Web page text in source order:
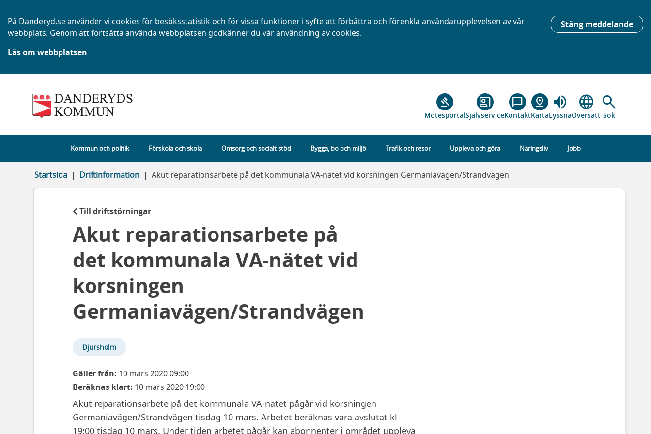
Stäng meddelande
På Danderyd.se använder vi cookies för besöksstatistik och för vissa funktioner i syfte att förbättra och förenkla användarupplevelsen av vår
webbplats. Genom att fortsätta använda webbplatsen godkänner du vår användning av cookies.
Läs om webbplatsen
gavel
Mötesportal
co_present
Självservice
chat_bubble_outline
Kontakt
pin_drop
Karta
volume_up
Lyssna
language
Översätt
search
Sök
Kommun och politik Förskola och skola Omsorg och socialt stöd Bygga, bo och miljö Trafik och resor Uppleva och göra Näringsliv Jobb
Startsida Driftinformation Akut reparationsarbete på det kommunala VA-nätet vid korsningen Germaniavägen/Strandvägen
Till driftstörningar
Akut reparationsarbete på
det kommunala VA-nätet vid
korsningen
Germaniavägen/Strandvägen
Djursholm
Gäller från: 10 mars 2020 09:00
Beräknas klart: 10 mars 2020 19:00
Akut reparationsarbete på det kommunala VA-nätet pågår vid korsningen
Germaniavägen/Strandvägen tisdag 10 mars. Arbetet beräknas vara avslutat kl
19:00 tisdag 10 mars. Under tiden arbetet pågår kan abonnenter i området uppleva